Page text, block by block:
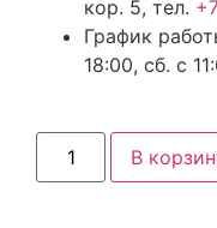
кор. 5, тел.
График
18:00, сб. с
В